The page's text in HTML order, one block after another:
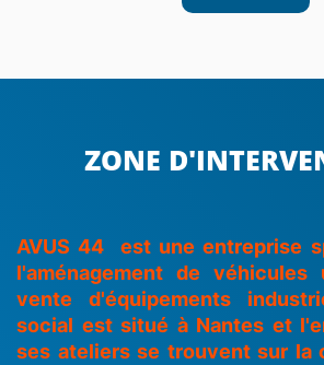
ZONE
AVUS 44 est une entreprise
l'aménagement de
vente d'équipements
social est situé à Nantes et
ses ateliers se trouvent sur la